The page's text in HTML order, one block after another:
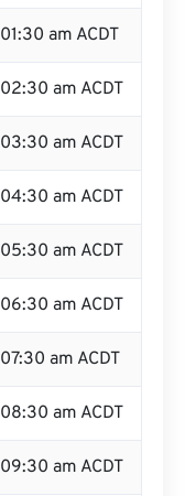
01:30 am ACDT
02:30 am ACDT
03:30 am ACDT
04:30 am ACDT
05:30 am ACDT
06:30 am ACDT
07:30 am ACDT
08:30 am ACDT
09:30 am ACDT